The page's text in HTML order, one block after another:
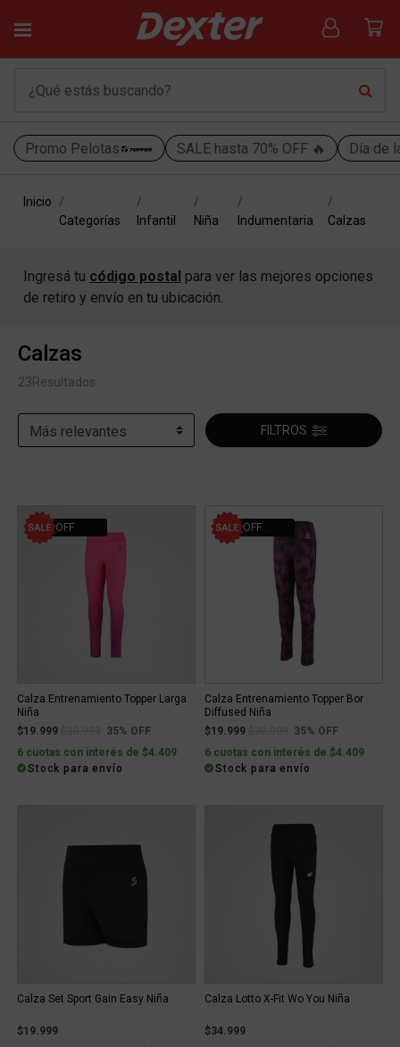
Promo Pelotas SALE hasta 70% OFF 🔥 Día de
Inicio
Categorías
Infantil Niña Indumentaria Calzas
Ingresá tu código postal para ver las mejores opciones
de retiro y envío en tu ubicación.
Calzas
23Resultados
FILTROS
35% OFF
Calza Entrenamiento Topper Larga
Niña
$19.999
Price reduced from
to35% OFF
6 cuotas con interés de $4.409
Stock para envío
35% OFF
Calza Entrenamiento Topper Bor
Diffused Niña
$19.999
Price reduced from
to35% OFF
6 cuotas con interés de $4.409
Stock para envío
Calza Set Sport Gain Easy Niña
$19.999
Calza Lotto X-Fit Wo You Niña
$34.999